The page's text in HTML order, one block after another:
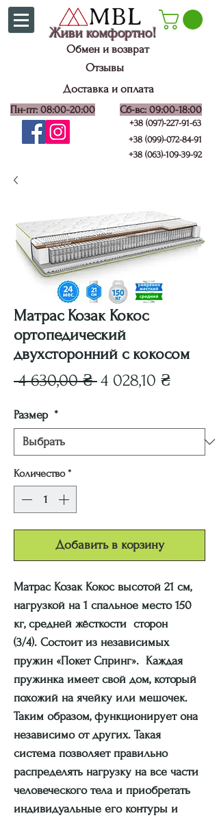
Живи комфортно!
Обмен и возврат
Отзывы
Доставка и оплата
Пн-пт: 08:00-20:00 Сб-вс: 09:00-18:00
+38 (099)-072-84-91
+38 (097)-227-91-63
+38 (063)-109-39-92
Матрас Козак Кокос
ортопедический
двухсторонний с кокосом
4 630,00 ₴ Обычная
4 028,10 ₴
Размер *
Количество *
Добавить в корзину
Матрас Козак Кокос высотой 21 см,
нагрузкой на 1 спальное место 150
кг, средней жёсткости сторон
(3/4). Состоит из независимых
пружин «Покет Спринг». Каждая
пружинка имеет свой дом, который
похожий на ячейку или мешочек.
Таким образом, функционирует она
независимо от других. Такая
система позволяет правильно
распределять нагрузку на все части
человеческого тела и приобретать
индивидуальные его контуры и